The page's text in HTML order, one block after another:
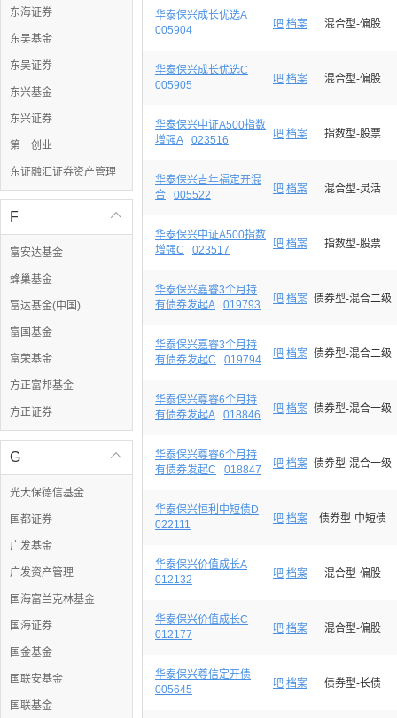
东海证券
东吴基金
东吴证券
东兴基金
东兴证券
第一创业
东证融汇证券资产管理

F
富安达基金
蜂巢基金
富达基金(中国)
富国基金
富荣基金
方正富邦基金
方正证券

G
光大保德信基金
国都证券
广发基金
广发资产管理
国海富兰克林基金
国海证券
国金基金
国联安基金
国联基金
华泰保兴成长优选A
005904
吧 档案 混合型-偏股
华泰保兴成长优选C
005905
吧 档案 混合型-偏股
华泰保兴中证A500指数
增强A
023516 吧 档案 指数型-股票
华泰保兴吉年福定开混
合
005522 吧 档案 混合型-灵活
华泰保兴中证A500指数
增强C
023517 吧 档案 指数型-股票
华泰保兴嘉睿3个月持
有债券发起A
019793 吧 档案 债券型-混合二级
华泰保兴嘉睿3个月持
有债券发起C
019794 吧 档案 债券型-混合二级
华泰保兴尊睿6个月持
有债券发起A
018846 吧 档案 债券型-混合一级
华泰保兴尊睿6个月持
有债券发起C
018847 吧 档案 债券型-混合一级
华泰保兴恒利中短债D
022111
吧 档案 债券型-中短债
华泰保兴价值成长A
012132
吧 档案 混合型-偏股
华泰保兴价值成长C
012177
吧 档案 混合型-偏股
华泰保兴尊信定开债
005645
吧 档案 债券型-长债